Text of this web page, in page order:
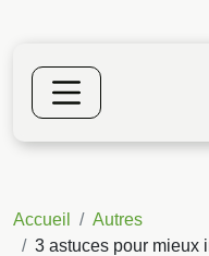
Accueil
Autres
3 astuces pour mieux